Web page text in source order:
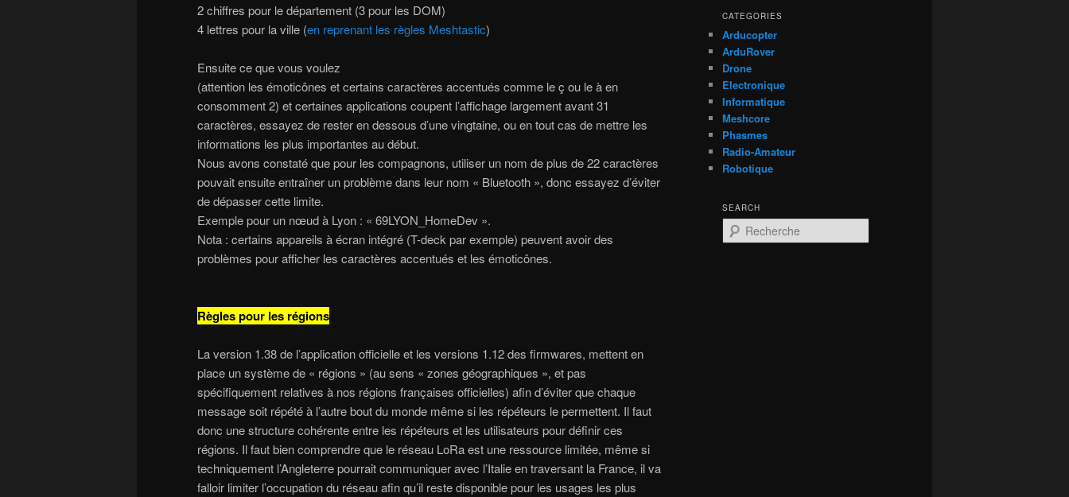
2 chiffres pour le département (3 pour les DOM)
4 lettres pour la ville (en reprenant les règles Meshtastic)
Ensuite ce que vous voulez
(attention les émoticônes et certains caractères accentués comme le ç ou le à en
consomment 2) et certaines applications coupent l’affichage largement avant 31
caractères, essayez de rester en dessous d’une vingtaine, ou en tout cas de mettre les
informations les plus importantes au début.
Nous avons constaté que pour les compagnons, utiliser un nom de plus de 22 caractères
pouvait ensuite entraîner un problème dans leur nom « Bluetooth », donc essayez d’éviter
de dépasser cette limite.
Exemple pour un nœud à Lyon : « 69LYON_HomeDev ».
Nota : certains appareils à écran intégré (T-deck par exemple) peuvent avoir des
problèmes pour afficher les caractères accentués et les émoticônes.
Règles pour les régions
La version 1.38 de l’application officielle et les versions 1.12 des firmwares, mettent en
place un système de « régions » (au sens « zones géographiques », et pas
spécifiquement relatives à nos régions françaises officielles) afin d’éviter que chaque
message soit répété à l’autre bout du monde même si les répéteurs le permettent. Il faut
donc une structure cohérente entre les répéteurs et les utilisateurs pour définir ces
régions. Il faut bien comprendre que le réseau LoRa est une ressource limitée, même si
techniquement l’Angleterre pourrait communiquer avec l’Italie en traversant la France, il va
falloir limiter l’occupation du réseau afin qu’il reste disponible pour les usages les plus
CATEGORIES
Arducopter
ArduRover
Drone
Electronique
Informatique
Meshcore
Phasmes
Radio-Amateur
Robotique
SEARCH
e